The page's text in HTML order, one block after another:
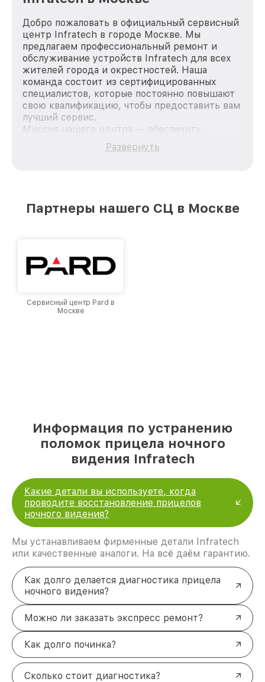
Добро пожаловать в официальный сервисный
центр Infratech в городе Москве. Мы
предлагаем профессиональный ремонт и
обслуживание устройств Infratech для всех
жителей города и окрестностей. Наша
команда состоит из сертифицированных
специалистов, которые постоянно повышают
свою квалификацию, чтобы предоставить вам
лучший сервис.
Миссия нашего центра — обеспечить
качественный и доступный ремонт для
каждого пользователя продукции Infratech,
лучшим сервисным центром Infratech в
Развернуть
Партнеры нашего СЦ в Москве
Сервисный центр Pard в
Москве
Информация по устранению
поломок прицела ночного
видения Infratech
Какие детали вы используете, когда
проводите восстановление прицелов
ночного видения?
Мы устанавливаем фирменные детали Infratech
или качественные аналоги. На всё даём гарантию.
Как долго делается диагностика прицела
ночного видения?
Можно ли заказать экспресс ремонт?
Как долго починка?
Сколько стоит диагностика?